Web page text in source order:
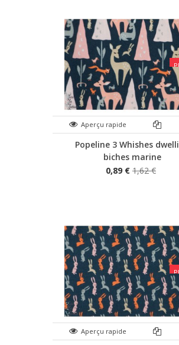
Aperçu rapide
Popeline 3 Whishes
biches marine
0,89 € 1,62 €
Aperçu rapide